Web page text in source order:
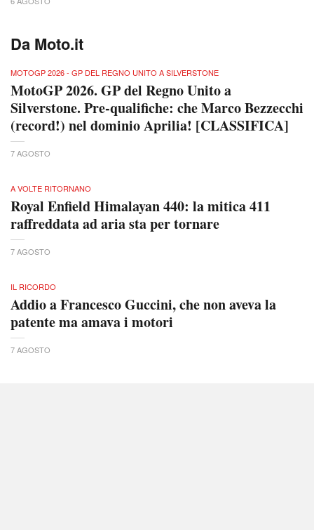
Da Moto.it
MOTOGP 2026 - GP DEL REGNO UNITO A SILVERSTONE
MotoGP 2026. GP del Regno Unito a
Silverstone. Pre-qualifiche: che Marco Bezzecchi
(record!) nel dominio Aprilia! [CLASSIFICA]
7 AGOSTO
A VOLTE RITORNANO
Royal Enfield Himalayan 440: la mitica 411
raffreddata ad aria sta per tornare
7 AGOSTO
IL RICORDO
Addio a Francesco Guccini, che non aveva la
patente ma amava i motori
7 AGOSTO